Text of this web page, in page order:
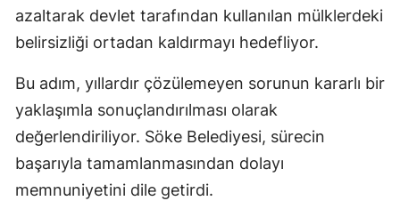
azaltarak devlet tarafından kullanılan mülklerdeki
belirsizliği ortadan kaldırmayı hedefliyor.
Bu adım, yıllardır çözülemeyen sorunun kararlı bir
yaklaşımla sonuçlandırılması olarak
değerlendiriliyor. Söke Belediyesi, sürecin
başarıyla tamamlanmasından dolayı
memnuniyetini dile getirdi.